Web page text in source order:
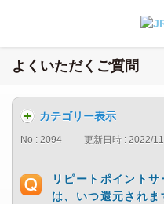
よくいただくご質問
カテゴリー表示
No : 2094 更新日時 : 2022/
リピートポイント
は、いつ還元されま